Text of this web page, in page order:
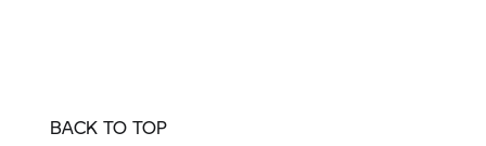
BACK TO TOP